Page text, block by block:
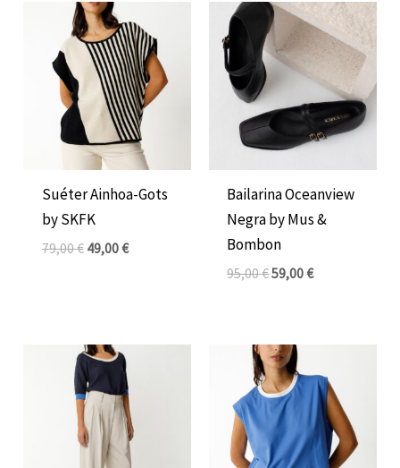
Suéter Ainhoa-Gots
by SKFK
79,00€
El
precio
original
era:
79,00 €.
49,00€
precio
actual
es:
49,00 €.
Bailarina Oceanview
Negra by Mus &
Bombon
95,00€
El
precio
original
era:
95,00 €.
59,00€
El
precio
actual
es:
59,00 €.
El
precio
original
era:
115,00 €.
El
precio
original
era:
39,00 €.
actual
es:
26,00 €.